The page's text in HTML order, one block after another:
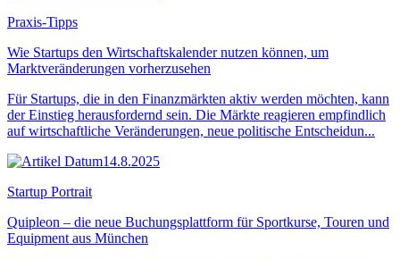
Praxis-Tipps
Wie Startups den Wirtschaftskalender nutzen können, um
Marktveränderungen vorherzusehen
Für Startups, die in den Finanzmärkten aktiv werden möchten, kann
der Einstieg herausfordernd sein. Die Märkte reagieren empfindlich
auf wirtschaftliche Veränderungen, neue politische Entscheidun...
14.8.2025
Startup Portrait
Quipleon – die neue Buchungsplattform für Sportkurse, Touren und
Equipment aus München